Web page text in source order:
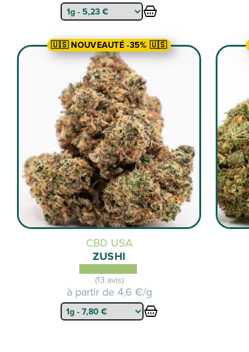
🇺🇸 NOUVEAUTÉ -35% 🇺🇸
CBD USA
ZUSHI
(13 avis)
à partir de 4,6 €/g